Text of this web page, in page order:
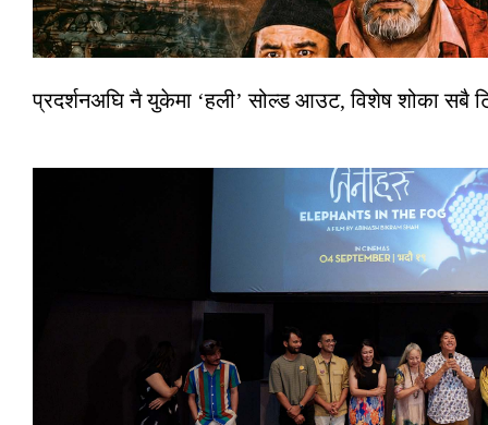
प्रदर्शनअघि नै युकेमा ‘हली’ सोल्ड आउट, विशेष शोका सबै